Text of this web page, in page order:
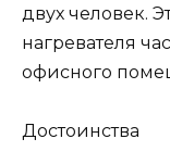
двух человек.
нагревателя
офисного
Достоинства